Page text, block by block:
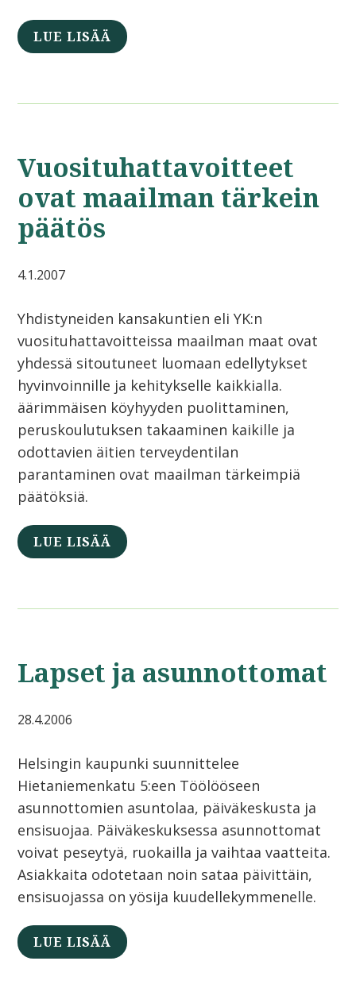
LUE LISÄÄ
Vuosituhattavoitteet
ovat maailman tärkein
päätös
4.1.2007
Yhdistyneiden kansakuntien eli YK:n
vuosituhattavoitteissa maailman maat ovat
yhdessä sitoutuneet luomaan edellytykset
hyvinvoinnille ja kehitykselle kaikkialla.
äärimmäisen köyhyyden puolittaminen,
peruskoulutuksen takaaminen kaikille ja
odottavien äitien terveydentilan
parantaminen ovat maailman tärkeimpiä
päätöksiä.
LUE LISÄÄ
Lapset ja asunnottomat
28.4.2006
Helsingin kaupunki suunnittelee
Hietaniemenkatu 5:een Töölööseen
asunnottomien asuntolaa, päiväkeskusta ja
ensisuojaa. Päiväkeskuksessa asunnottomat
voivat peseytyä, ruokailla ja vaihtaa vaatteita.
Asiakkaita odotetaan noin sataa päivittäin,
ensisuojassa on yösija kuudellekymmenelle.
LUE LISÄÄ